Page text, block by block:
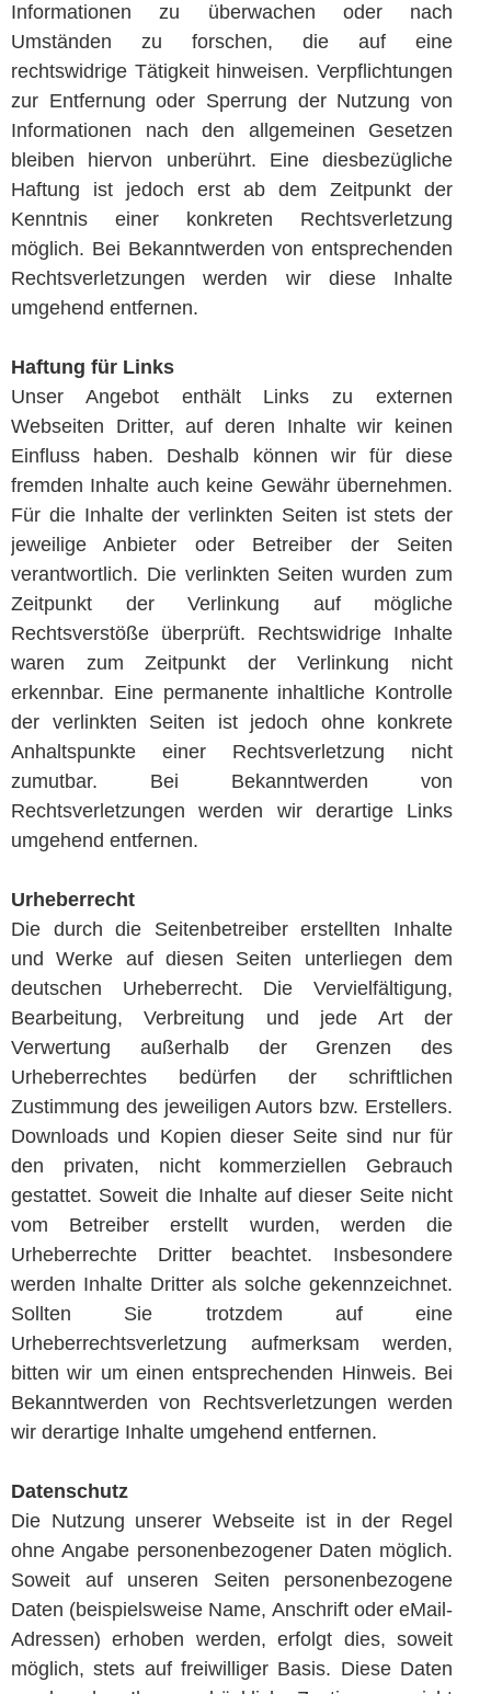
Informationen zu überwachen oder nach
Umständen zu forschen, die auf eine
rechtswidrige Tätigkeit hinweisen. Verpflichtungen
zur Entfernung oder Sperrung der Nutzung von
Informationen nach den allgemeinen Gesetzen
bleiben hiervon unberührt. Eine diesbezügliche
Haftung ist jedoch erst ab dem Zeitpunkt der
Kenntnis einer konkreten Rechtsverletzung
möglich. Bei Bekanntwerden von entsprechenden
Rechtsverletzungen werden wir diese Inhalte
umgehend entfernen.
Haftung für Links
Unser Angebot enthält Links zu externen
Webseiten Dritter, auf deren Inhalte wir keinen
Einfluss haben. Deshalb können wir für diese
fremden Inhalte auch keine Gewähr übernehmen.
Für die Inhalte der verlinkten Seiten ist stets der
jeweilige Anbieter oder Betreiber der Seiten
verantwortlich. Die verlinkten Seiten wurden zum
Zeitpunkt der Verlinkung auf mögliche
Rechtsverstöße überprüft. Rechtswidrige Inhalte
waren zum Zeitpunkt der Verlinkung nicht
erkennbar. Eine permanente inhaltliche Kontrolle
der verlinkten Seiten ist jedoch ohne konkrete
Anhaltspunkte einer Rechtsverletzung nicht
zumutbar. Bei Bekanntwerden von
Rechtsverletzungen werden wir derartige Links
umgehend entfernen.
Urheberrecht
Die durch die Seitenbetreiber erstellten Inhalte
und Werke auf diesen Seiten unterliegen dem
deutschen Urheberrecht. Die Vervielfältigung,
Bearbeitung, Verbreitung und jede Art der
Verwertung außerhalb der Grenzen des
Urheberrechtes bedürfen der schriftlichen
Zustimmung des jeweiligen Autors bzw. Erstellers.
Downloads und Kopien dieser Seite sind nur für
den privaten, nicht kommerziellen Gebrauch
gestattet. Soweit die Inhalte auf dieser Seite nicht
vom Betreiber erstellt wurden, werden die
Urheberrechte Dritter beachtet. Insbesondere
werden Inhalte Dritter als solche gekennzeichnet.
Sollten Sie trotzdem auf eine
Urheberrechtsverletzung aufmerksam werden,
bitten wir um einen entsprechenden Hinweis. Bei
Bekanntwerden von Rechtsverletzungen werden
wir derartige Inhalte umgehend entfernen.
Datenschutz
Die Nutzung unserer Webseite ist in der Regel
ohne Angabe personenbezogener Daten möglich.
Soweit auf unseren Seiten personenbezogene
Daten (beispielsweise Name, Anschrift oder eMail-
Adressen) erhoben werden, erfolgt dies, soweit
möglich, stets auf freiwilliger Basis. Diese Daten